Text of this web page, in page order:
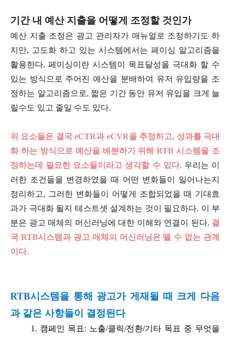
기간 내 예산 지출을 어떻게 조정할 것인가
예산 지출 조정은 광고 관리자가 매뉴얼로 조정하기도 하
지만, 고도화 하고 있는 시스템에서는 페이싱 알고리즘을
활용한다. 페이싱이란 시스템이 목표달성을 극대화 할 수
있는 방식으로 주어진 예산을 분배하여 유저 유입량을 조
정하는 알고리즘으로, 짧은 기간 동안 유저 유입을 크게 늘
릴수도 있고 줄일 수도 있다.
위 요소들은 결국 eCTR과 eCVR을 추정하고, 성과를 극대
화 하는 방식으로 예산을 배분하기 위해 RTB 시스템을 조
정하는데 필요한 요소들이라고 생각할 수 있다. 우리는 이
러한 조건들을 변경하였을 때 어떤 변화들이 일어나는지
정리하고, 그러한 변화들이 어떻게 조합되었을 때 기대효
과가 극대화 될지 테스트셋 설계하는 것이 필요하다. 이 부
분은 광고 매체의 머신러닝에 대한 이해와 연결이 된다. 결
국 RTB시스템과 광고 매체의 머신러닝은 뗄 수 없는 관계
이다.
RTB시스템을 통해 광고가 게재될 때 크게 다음
과 같은 사항들이 결정된다
1. 캠페인 목표: 노출/클릭/전환/기타 목표 중 무엇을